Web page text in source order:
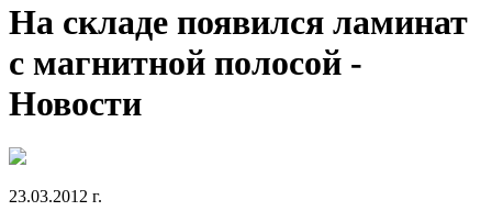
На складе появился ламинат
с магнитной полосой -
Новости
23.03.2012 г.